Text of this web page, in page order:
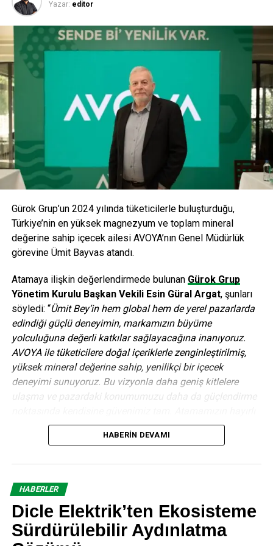
ANAHTAR KELIMELER:
SONRAKI
Avrupa’daki canlanma elektrik-elektronik ihracatına
olumlu yansıdı…
ÖNCEKI
Gürcistan’ın enerji sektöründe son dönemdeki en
büyük yatırımı için imzalar atıldı
Yazar: editor
Gürok Grup’un 2024 yılında tüketicilerle buluşturduğu,
Türkiye’nin en yüksek magnezyum ve toplam mineral
değerine sahip içecek ailesi AVOYA’nın Genel Müdürlük
görevine Ümit Bayvas atandı.
Atamaya ilişkin değerlendirmede bulunan Gürok Grup
Yönetim Kurulu Başkan Vekili Esin Güral Argat, şunları
söyledi: “Ümit Bey’in hem global hem de yerel pazarlarda
edindiği güçlü deneyimin, markamızın büyüme
yolculuğuna değerli katkılar sağlayacağına inanıyoruz.
AVOYA ile tüketicilere doğal içeriklerle zenginleştirilmiş,
yüksek mineral değerine sahip, yenilikçi bir içecek
deneyimi sunuyoruz. Bu vizyonla daha geniş kitlelere
ulaşma ve pazardaki konumumuzu daha da güçlendirme
ve uğurlu olmasını diliyoruz.”
düzey yönetici olarak görev alan Ümit Bayvas, 30 yılı aşkın
kariyeri boyunca farklı ülkelerde büyük ölçekli ticari ve
organizasyonel dönüşüm projelerine liderlik etti. Türkiye,
Orta Doğu, Afrika ve Kuzey Amerika gibi geniş
coğrafyalarda dağıtım sistemleri, satış yapılanmaları ve
pazara giriş stratejilerinin oluşturulmasına öncülük eden
HABERIN DEVAMI
HABERLER
Dicle Elektrik’ten Ekosisteme
Sürdürülebilir Aydınlatma